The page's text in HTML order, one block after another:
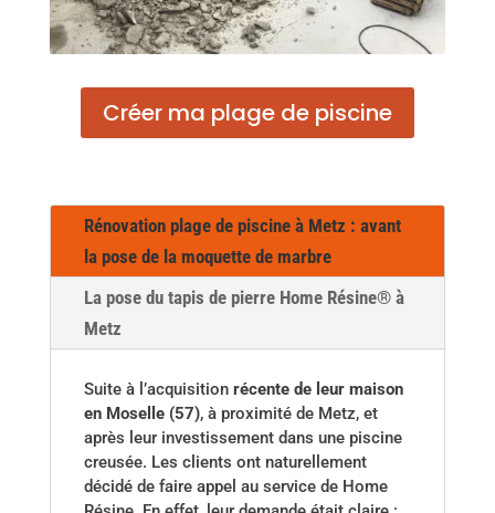
Créer ma plage de piscine
Rénovation plage de piscine à Metz : avant
la pose de la moquette de marbre
La pose du tapis de pierre Home Résine® à
Metz
Suite à l’acquisition récente de leur maison
en Moselle (57), à proximité de Metz, et
après leur investissement dans une piscine
creusée. Les clients ont naturellement
décidé de faire appel au service de Home